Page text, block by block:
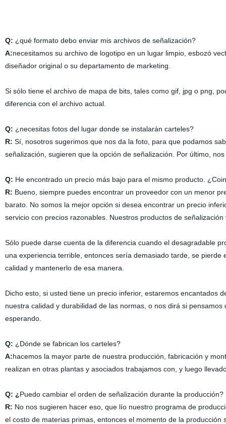
Q: ¿qué formato debo enviar mis archivos de señalización?
A:necesitamos su archivo de logotipo en un lugar limpio, esbozó
diseñador original o su departamento de marketing.
Si sólo tiene el archivo de mapa de bits, tales como gif, jpg o png,
diferencia con el archivo actual.
Q: ¿necesitas fotos del lugar donde se instalarán carteles?
R: Sí, nosotros sugerimos que nos da la foto, para que podamos
señalización, sugieren que la opción de señalización. Por último,
Q: He encontrado un precio más bajo para el mismo producto.
R: Bueno, siempre puedes encontrar un proveedor con un menor
barato. No somos la mejor opción si desea encontrar un precio
servicio con precios razonables. Nuestros productos de
Sólo puede darse cuenta de la diferencia cuando el desagradable
una experiencia terrible, entonces sería demasiado tarde, se
calidad y mantenerlo de esa manera.
Dicho esto, si usted tiene un precio inferior, estaremos encantados
nuestra calidad y durabilidad de las normas, o nos dirá si
esperando.
Q: ¿Dónde se fabrican los carteles?
A:hacemos la mayor parte de nuestra producción, fabricación y
realizan en otras plantas y asociados trabajamos con, y luego
Q: ¿ Puedo cambiar el orden de señalización durante la producción?
R: No nos sugieren hacer eso, que lío nuestro programa de
el costo de materias primas, entonces el momento de la producción